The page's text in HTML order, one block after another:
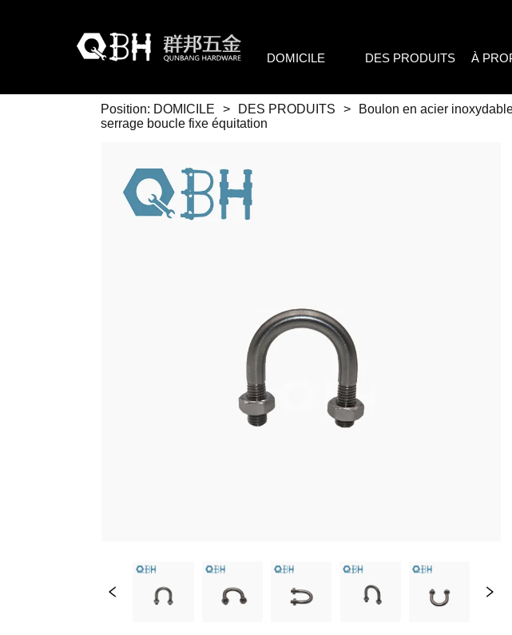
DOMICILE DES PRODUITS À
Position: DOMICILE > DES PRODUITS > Boulon en acier
serrage boucle fixe équitation